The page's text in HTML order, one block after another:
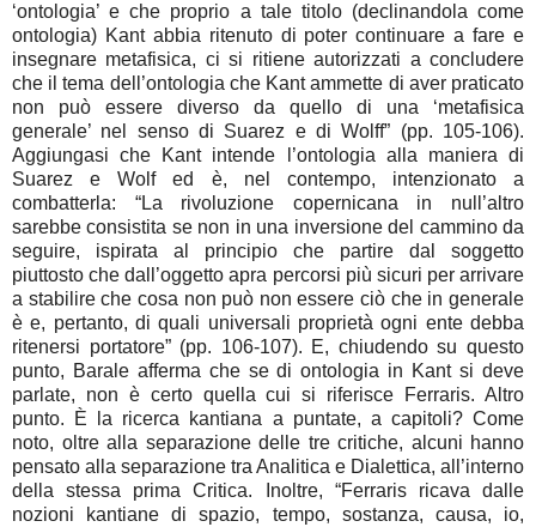
‘ontologia’ e che proprio a tale titolo (declinandola come
ontologia) Kant abbia ritenuto di poter continuare a fare e
insegnare metafisica, ci si ritiene autorizzati a concludere
che il tema dell’ontologia che Kant ammette di aver praticato
non può essere diverso da quello di una ‘metafisica
generale’ nel senso di Suarez e di Wolff” (pp. 105-106).
Aggiungasi che Kant intende l’ontologia alla maniera di
Suarez e Wolf ed è, nel contempo, intenzionato a
combatterla: “La rivoluzione copernicana in null’altro
sarebbe consistita se non in una inversione del cammino da
seguire, ispirata al principio che partire dal soggetto
piuttosto che dall’oggetto apra percorsi più sicuri per arrivare
a stabilire che cosa non può non essere ciò che in generale
è e, pertanto, di quali universali proprietà ogni ente debba
ritenersi portatore” (pp. 106-107). E, chiudendo su questo
punto, Barale afferma che se di ontologia in Kant si deve
parlate, non è certo quella cui si riferisce Ferraris. Altro
punto. È la ricerca kantiana a puntate, a capitoli? Come
noto, oltre alla separazione delle tre critiche, alcuni hanno
pensato alla separazione tra Analitica e Dialettica, all’interno
della stessa prima Critica. Inoltre, “Ferraris ricava dalle
nozioni kantiane di spazio, tempo, sostanza, causa, io,